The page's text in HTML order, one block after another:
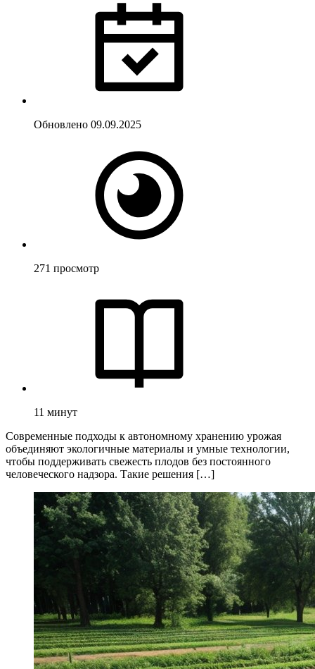
Обновлено 09.09.2025
271 просмотр
11 минут
Современные подходы к автономному хранению урожая
объединяют экологичные материалы и умные технологии,
чтобы поддерживать свежесть плодов без постоянного
человеческого надзора. Такие решения […]